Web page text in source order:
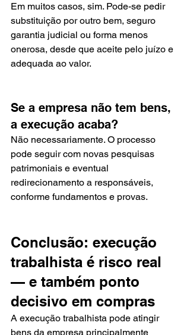
Em muitos casos, sim. Pode-se pedir
substituição por outro bem, seguro
garantia judicial ou forma menos
onerosa, desde que aceite pelo juízo e
adequada ao valor.
Se a empresa não tem bens,
a execução acaba?
Não necessariamente. O processo
pode seguir com novas pesquisas
patrimoniais e eventual
redirecionamento a responsáveis,
conforme fundamentos e provas.
Conclusão: execução
trabalhista é risco real
— e também ponto
decisivo em compras
A execução trabalhista pode atingir
bens da empresa principalmente